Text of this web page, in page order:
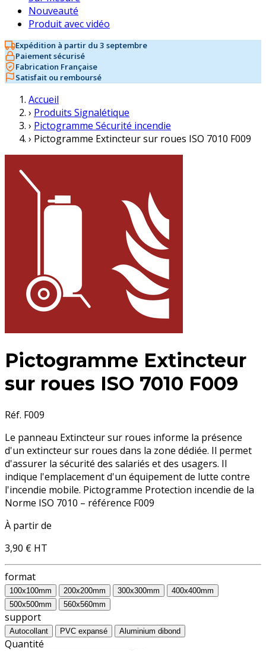
Nouveauté
Produit avec vidéo
Expédition à partir du 3 septembre
Paiement sécurisé
Fabrication Française
Satisfait ou remboursé
Accueil
› Produits Signalétique
› Pictogramme Sécurité incendie
› Pictogramme Extincteur sur roues ISO 7010 F009
Pictogramme Extincteur
sur roues ISO 7010 F009
Réf. F009
Le panneau Extincteur sur roues informe la présence
d'un extincteur sur roues dans la zone dédiée. Il permet
d'assurer la sécurité des salariés et des usagers. Il
indique l'emplacement d'un équipement de lutte contre
l'incendie mobile. Pictogramme Protection incendie de la
Norme ISO 7010 – référence F009
À partir de
3,90 € HT
format
100x100mm 200x200mm 300x300mm
400x400mm
500x500mm
560x560mm
support
Autocollant PVC expansé Aluminium dibond
Quantité